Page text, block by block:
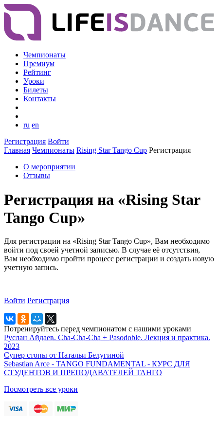
Чемпионаты
Премиум
Рейтинг
Уроки
Билеты
Контакты
ru en
Регистрация Войти
Главная Чемпионаты Rising Star Tango Cup Регистрация
О мероприятии
Отзывы
Регистрация на «Rising Star
Tango Cup»
Для регистрации на «Rising Star Tango Cup», Вам необходимо
войти под своей учетной записью. В случае её отсутствия,
Вам необходимо пройти процесс регистрации и создать новую
учетную запись.
Войти Регистрация
Потренируйтесь перед чемпионатом с нашими уроками
Руслан Айдаев. Cha-Cha-Cha + Pasodoble. Лекция и практика.
2023
Супер стопы от Натальи Белугиной
Sebastian Arce - TANGO FUNDAMENTAL - КУРС ДЛЯ
СТУДЕНТОВ И ПРЕПОДАВАТЕЛЕЙ ТАНГО
Посмотреть все уроки